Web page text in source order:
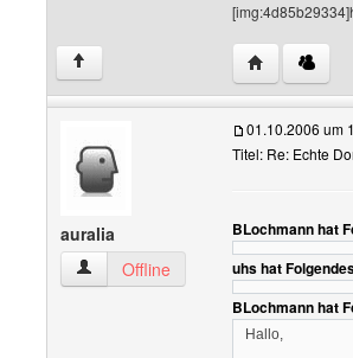
↑ Website
auralia
auralia Benutzer-Profile anzeigen
Offline
01.10.2006 um
Titel: Re: Echte
BLochmann hat
uhs hat
BLochmann hat
Hallo,